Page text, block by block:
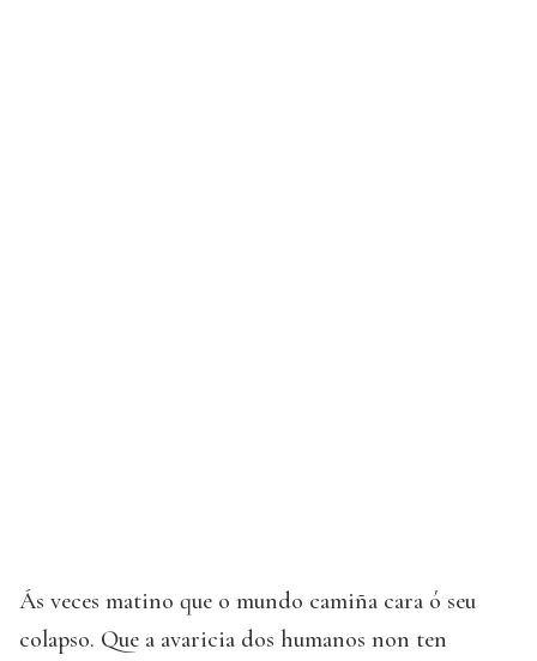
Ás veces matino que o mundo camiña cara ó seu
colapso. Que a avaricia dos humanos non ten